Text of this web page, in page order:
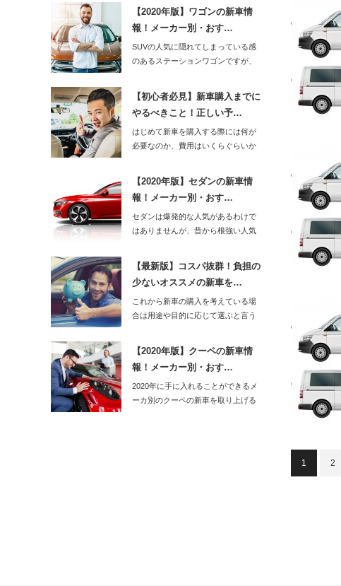
1 2
【2020年版】ワゴンの新車情
報！メーカー別・おす…
SUVの人気に隠れてしまっている感
のあるステーションワゴンですが、
【初心者必見】新車購入までに
やるべきこと！正しい予…
はじめて新車を購入する際には何が
必要なのか、費用はいくらぐらいか
【2020年版】セダンの新車情
報！メーカー別・おす…
セダンは爆発的な人気があるわけで
はありませんが、昔から根強い人気
【最新版】コスパ抜群！負担の
少ないオススメの新車を…
これから新車の購入を考えている場
合は用途や目的に応じて選ぶと言う
【2020年版】クーペの新車情
報！メーカー別・おす…
2020年に手に入れることができるメ
ーカ別のクーペの新車を取り上げる